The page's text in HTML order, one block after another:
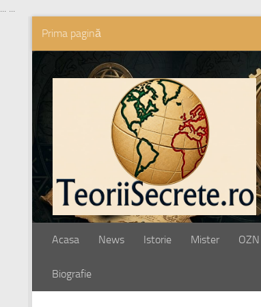
... ...
Skip to content
Prima pagină
Acasa News Istorie Mister OZN
Biografie